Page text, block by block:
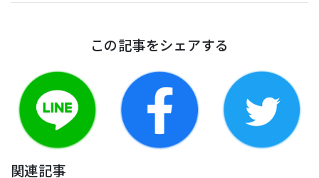
この記事をシェアする
関連記事